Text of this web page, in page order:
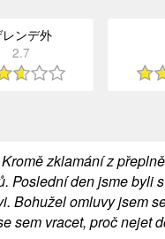
ンデ外
2.7
zklamání z
Poslední den jsme byli
Bohužel omluvy jsem
sem vracet, proč nejet